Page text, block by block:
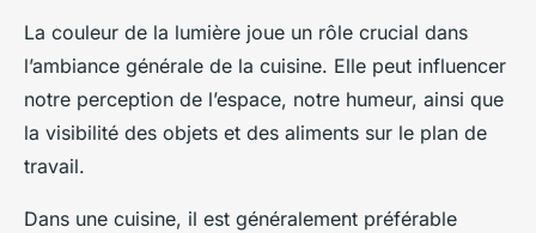
La couleur de la lumière joue un rôle crucial dans
l’ambiance générale de la cuisine. Elle peut influencer
notre perception de l’espace, notre humeur, ainsi que
la visibilité des objets et des aliments sur le plan de
travail.
Dans une cuisine, il est généralement préférable